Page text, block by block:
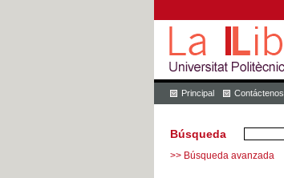
Principal Contáctenos
Búsqueda
>> Búsqueda avanzada